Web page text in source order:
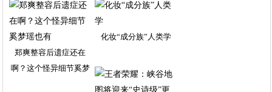
郑爽整容后遗症还在
啊？这个怪异细节奚梦
化妆“成分族”人类学